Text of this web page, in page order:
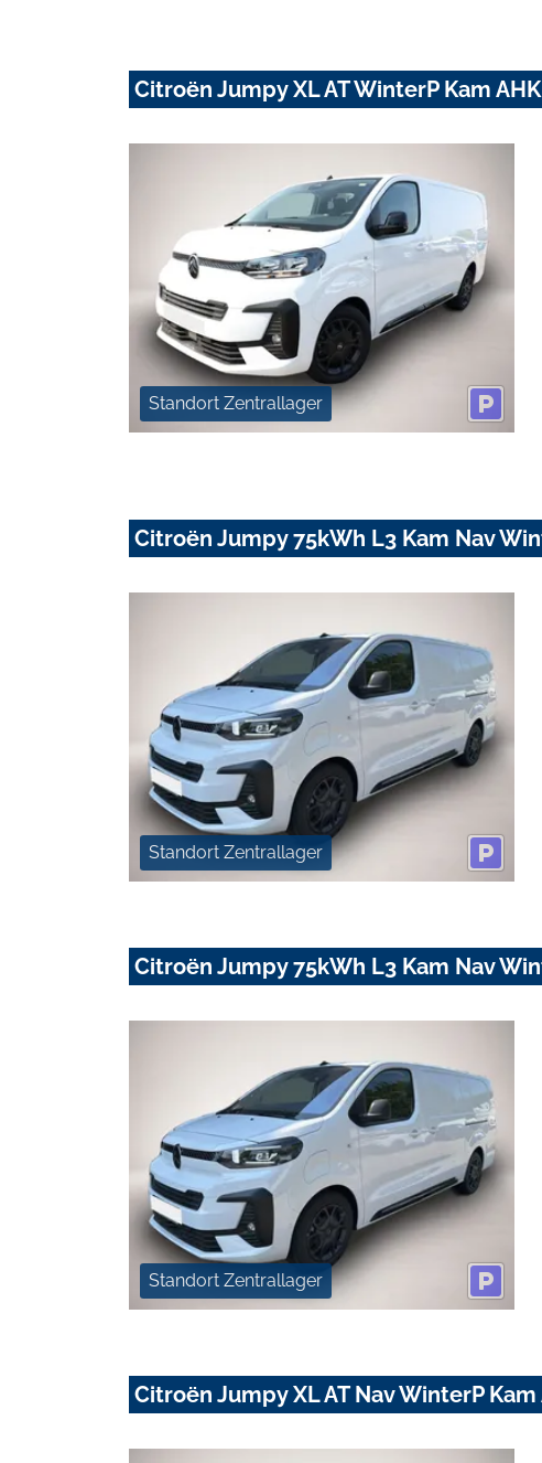
Citroën Jumpy XL AT WinterP Kam
Standort Zentrallager
Citroën Jumpy 75kWh L3 Kam Nav
Standort Zentrallager
Citroën Jumpy 75kWh L3 Kam Nav
Standort Zentrallager
Citroën Jumpy XL AT Nav WinterP